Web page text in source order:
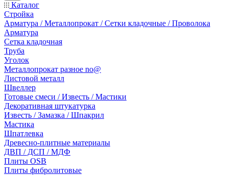
Каталог
Стройка
Арматура / Металлопрокат / Сетки кладочные / Проволока
Арматура
Сетка кладочная
Труба
Уголок
Металлопрокат разное no@
Листовой металл
Швеллер
Готовые смеси / Известь / Мастики
Декоративная штукатурка
Известь / Замазка / Шпакрил
Мастика
Шпатлевка
Древесно-плитные материалы
ДВП / ДСП / МДФ
Плиты OSB
Плиты фибролитовые